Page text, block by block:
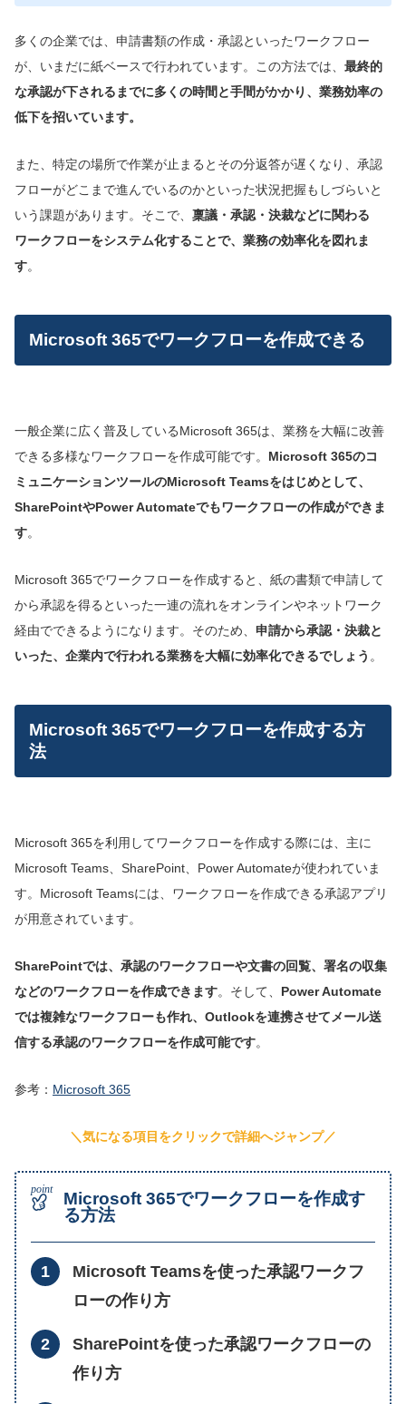
多くの企業では、申請書類の作成・承認といったワークフロー
が、いまだに紙ベースで行われています。この方法では、 最終的
な承認が下されるまでに多くの時間と手間がかかり 、 業務効率の
低下を招いています。
また、特定の場所で作業が止まるとその分返答が遅くなり、承認
フローがどこまで進んでいるのかといった状況把握もしづらいと
いう課題があります。そこで、 稟議・承認・決裁などに関わる
ワークフローをシステム化することで、 業務の効率化を図れま
す。
Microsoft 365でワークフローを作成できる
一般企業に広く普及しているMicrosoft 365は、業務を大幅に改善
できる多様なワークフローを作成可能です。 Microsoft 365のコ
ミュニケーションツールのMicrosoft Teamsをはじめとして、
SharePointやPower Automateでもワークフローの作成ができま
す。
Microsoft 365でワークフローを作成すると、紙の書類で申請して
から承認を得るといった一連の流れをオンラインやネットワーク
経由でできるようになります。そのため、 申請から承認・決裁と
いった、企業内で行われる業務を大幅に効率化できるでしょう 。
Microsoft 365でワークフローを作成する方
法
Microsoft 365を利用してワークフローを作成する際には、主に
Microsoft Teams、SharePoint、Power Automateが使われていま
す。Microsoft Teamsには、ワークフローを作成できる承認アプリ
が用意されています。
SharePointでは、承認のワークフローや文書の回覧、署名の収集
などのワークフローを作成できます。そして、 Power Automate
では複雑なワークフローも作れ、Outlookを連携させてメール送
信する承認のワークフローを作成可能です。
参考： Microsoft 365
＼気になる項目をクリックで詳細へジャンプ／
Microsoft 365でワークフローを作成す
る方法
Microsoft Teamsを使った承認ワークフ
ローの作り方
SharePointを使った承認ワークフローの
作り方